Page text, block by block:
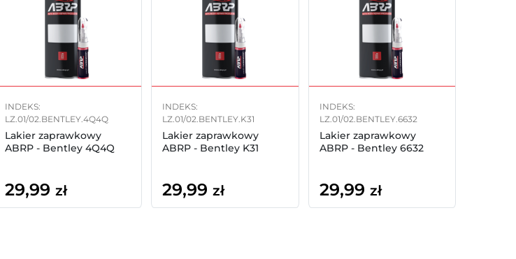
INDEKS:
LZ.01/02.BENTLEY.4Q4Q
Lakier zaprawkowy
ABRP - Bentley 4Q4Q
29,99 zł
INDEKS:
LZ.01/02.BENTLEY.K31
Lakier zaprawkowy
ABRP - Bentley K31
29,99 zł
INDEKS:
LZ.01/02.BENTLEY.6632
Lakier zaprawkowy
ABRP - Bentley 6632
29,99 zł